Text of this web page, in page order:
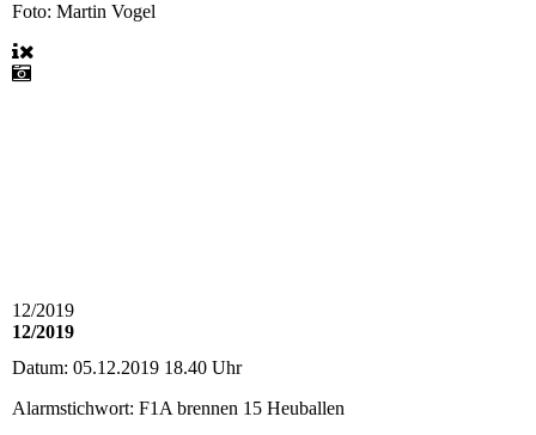
Foto: Martin Vogel
12/2019
12/2019
Datum: 05.12.2019 18.40 Uhr
Alarmstichwort: F1A brennen 15 Heuballen